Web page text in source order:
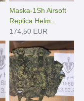
Maska-1Sh Airsoft
Replica Helm...
174,50 EUR